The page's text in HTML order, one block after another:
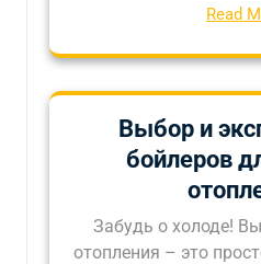
Read
Выбор и
бойлеров
Забудь о холоде!
отопления – это